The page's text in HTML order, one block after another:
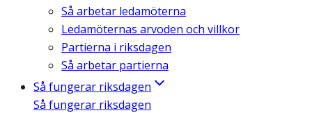
Så arbetar ledamöterna
Ledamöternas arvoden och villkor
Partierna i riksdagen
Så arbetar partierna
Så fungerar riksdagen
Så fungerar riksdagen